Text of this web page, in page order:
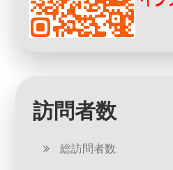
訪問者数
総訪問者数: